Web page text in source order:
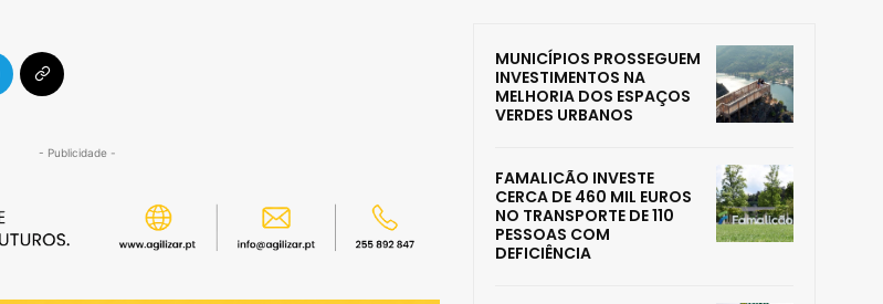
- Publicidade -
MUNICÍPIOS PROSSEGUEM
INVESTIMENTOS NA
MELHORIA DOS ESPAÇOS
VERDES URBANOS
FAMALICÃO INVESTE
CERCA DE 460 MIL EUROS
NO TRANSPORTE DE 110
PESSOAS COM
DEFICIÊNCIA